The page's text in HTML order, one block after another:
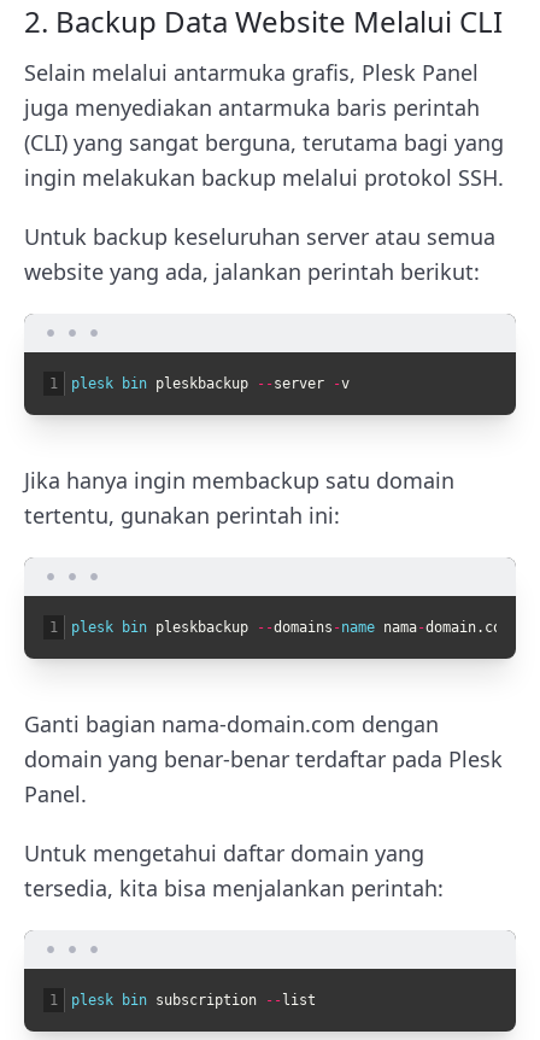
2. Backup Data Website Melalui CLI
Selain melalui antarmuka grafis, Plesk Panel
juga menyediakan antarmuka baris perintah
(CLI) yang sangat berguna, terutama bagi yang
ingin melakukan backup melalui protokol SSH.
Untuk backup keseluruhan server atau semua
website yang ada, jalankan perintah berikut:
1 plesk bin pleskbackup --server -v
Jika hanya ingin membackup satu domain
tertentu, gunakan perintah ini:
1 plesk bin pleskbackup --domains -name nama-domain. com
Ganti bagian nama-domain.com dengan
domain yang benar-benar terdaftar pada Plesk
Panel.
Untuk mengetahui daftar domain yang
tersedia, kita bisa menjalankan perintah:
1 plesk bin subscription -- list